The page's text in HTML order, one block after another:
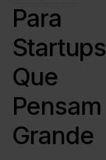
Para
Startups
Que
Pensam
Grande